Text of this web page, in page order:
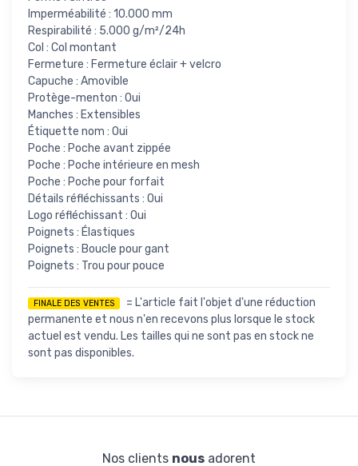
Imperméabilité : 10.000 mm
Respirabilité : 5.000 g/m²/24h
Col : Col montant
Fermeture : Fermeture éclair + velcro
Capuche : Amovible
Protège-menton : Oui
Manches : Extensibles
Étiquette nom : Oui
Poche : Poche avant zippée
Poche : Poche intérieure en mesh
Poche : Poche pour forfait
Détails réfléchissants : Oui
Logo réfléchissant : Oui
Poignets : Élastiques
Poignets : Boucle pour gant
Poignets : Trou pour pouce
FINALE DES VENTES
= L'article fait l'objet d'une réduction
permanente et nous n'en recevons plus lorsque le stock
actuel est vendu. Les tailles qui ne sont pas en stock ne
sont pas disponibles.
Nos clients nous adorent